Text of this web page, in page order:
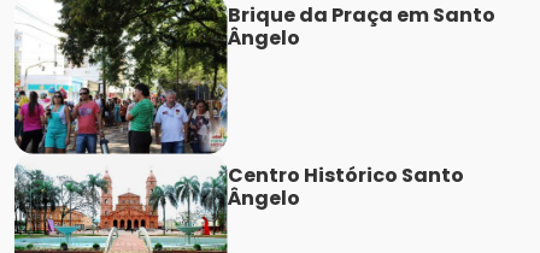
Brique da Praça em Santo
Ângelo
Centro Histórico Santo
Ângelo